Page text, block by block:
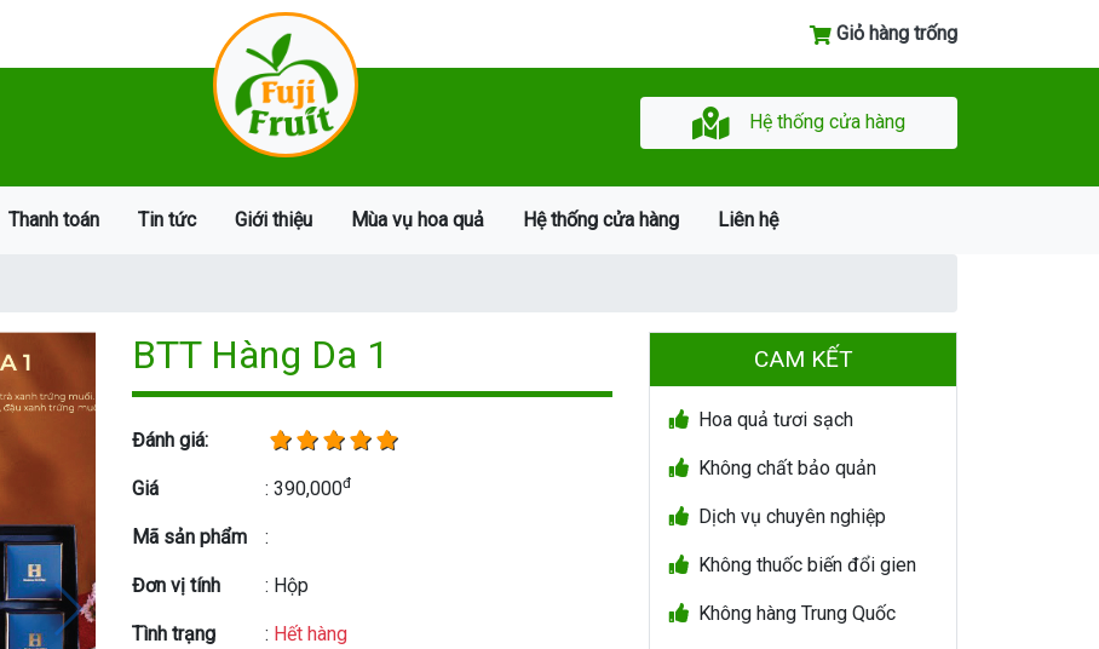
Giỏ hàng trống
Hệ thống cửa hàng
Thanh toán Tin tức Giới thiệu Mùa vụ hoa quả Hệ thống cửa hàng Liên hệ
BTT Hàng Da 1
Đánh giá:
Giá : 390,000đ
Mã sản phẩm :
Đơn vị tính : Hộp
Tình trạng : Hết hàng
CAM KẾT
Hoa quả tươi sạch
Không chất bảo quản
Dịch vụ chuyên nghiệp
Không thuốc biến đổi gien
Không hàng Trung Quốc